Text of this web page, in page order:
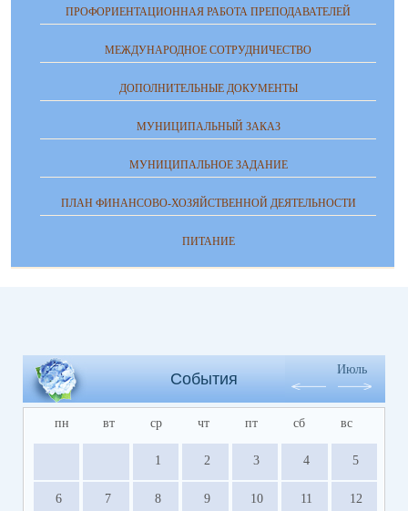
ПРОФОРИЕНТАЦИОННАЯ РАБОТА ПРЕПОДАВАТЕЛЕЙ
МЕЖДУНАРОДНОЕ СОТРУДНИЧЕСТВО
ДОПОЛНИТЕЛЬНЫЕ ДОКУМЕНТЫ
МУНИЦИПАЛЬНЫЙ ЗАКАЗ
МУНИЦИПАЛЬНОЕ ЗАДАНИЕ
ПЛАН ФИНАНСОВО-ХОЗЯЙСТВЕННОЙ ДЕЯТЕЛЬНОСТИ
ПИТАНИЕ
События
Июль
пн вт ср чт пт сб вс
1 2 3 4 5
6 7 8 9 10 11 12